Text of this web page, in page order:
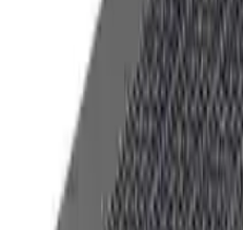
Sonuç ve
Techstorm Quanta Mini PC,
dayanıklılık ve esneklik ile öne
tabelalara kadar geniş kullanım
güçlendirmek isteyenler için ideal
gelişmiş özellikleri sayesinde,
uygulamalara kadar birçok
yönüyle üstün teknolojiyi uygun
yatırımlarınızda değer katacaktır.